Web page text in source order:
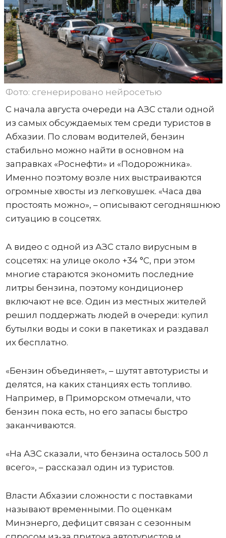
Фото: сгенерировано нейросетью
С начала августа очереди на АЗС стали одной
из самых обсуждаемых тем среди туристов в
Абхазии. По словам водителей, бензин
стабильно можно найти в основном на
заправках «Роснефти» и «Подорожника».
Именно поэтому возле них выстраиваются
огромные хвосты из легковушек. «Часа два
простоять можно», – описывают сегодняшнюю
ситуацию в соцсетях.
А видео с одной из АЗС стало вирусным в
соцсетях: на улице около +34 °C, при этом
многие стараются экономить последние
литры бензина, поэтому кондиционер
включают не все. Один из местных жителей
решил поддержать людей в очереди: купил
бутылки воды и соки в пакетиках и раздавал
их бесплатно.
«Бензин объединяет», – шутят автотуристы и
делятся, на каких станциях есть топливо.
Например, в Приморском отмечали, что
бензин пока есть, но его запасы быстро
заканчиваются.
«На АЗС сказали, что бензина осталось 500 л
всего», – рассказал один из туристов.
Власти Абхазии сложности с поставками
называют временными. По оценкам
Минэнерго, дефицит связан с сезонным